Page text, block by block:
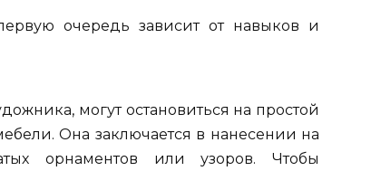
очередь зависит от навыков и
могут остановиться на простой
Она заключается в нанесении на
орнаментов или узоров. Чтобы